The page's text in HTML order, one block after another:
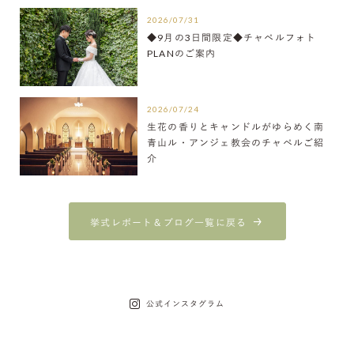
2026/07/31
◆9月の3日間限定◆チャペルフォト
PLANのご案内
2026/07/24
生花の香りとキャンドルがゆらめく南
青山ル・アンジェ教会のチャペルご紹
介
挙式レポート＆ブログ一覧に戻る
公式インスタグラム